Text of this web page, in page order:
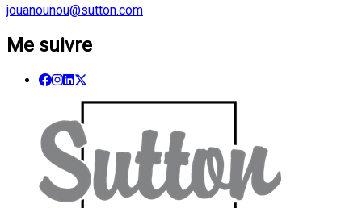
jouanounou@sutton.com
Me suivre